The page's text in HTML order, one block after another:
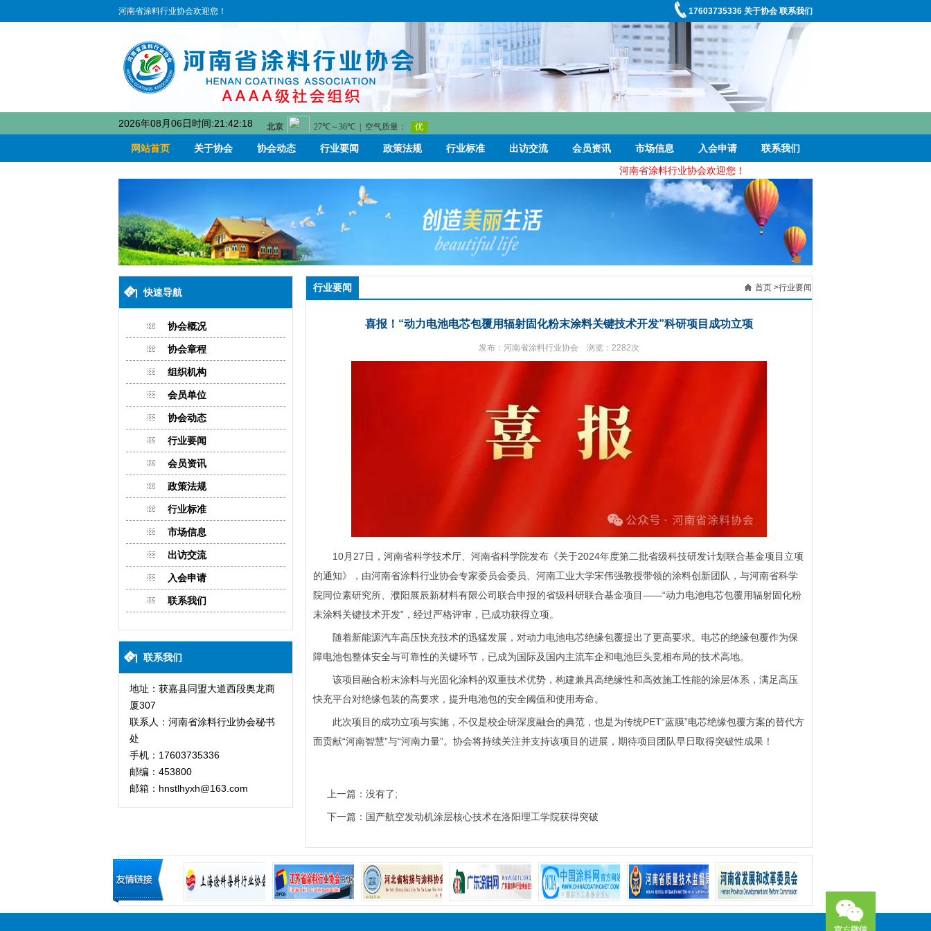
河南省涂料行业协会欢迎您！ 17603735336 关于协会 联系我们
2026年08月06日时间:21:42:18
网站首页 关于协会 协会动态 行业要闻 政策法规 行业标准 出访交流 会员资讯 市场信息 入会申请
联系我们
河南省涂料行业协会欢迎您！
快速导航
协会概况
协会章程
组织机构
会员单位
协会动态
行业要闻
会员资讯
政策法规
行业标准
市场信息
出访交流
入会申请
联系我们
联系我们
地址：获嘉县同盟大道西段奥龙商
厦307
联系人：河南省涂料行业协会秘书
处
手机：17603735336
邮编：453800
邮箱：hnstlhyxh@163.com
行业要闻 首页 >行业要闻
喜报！“动力电池电芯包覆用辐射固化粉末涂料关键技术开发”科研项目成功立项
发布：河南省涂料行业协会 浏览：2282次
10月27日，河南省科学技术厅、河南省科学院发布《关于2024年度第二批省级科技研发计划联合基金项目立项
的通知》，由河南省涂料行业协会专家委员会委员、河南工业大学宋伟强教授带领的涂料创新团队，与河南省科学
院同位素研究所、濮阳展辰新材料有限公司联合申报的省级科研联合基金项目——“动力电池电芯包覆用辐射固化粉
末涂料关键技术开发”，经过严格评审，已成功获得立项。
随着新能源汽车高压快充技术的迅猛发展，对动力电池电芯绝缘包覆提出了更高要求。电芯的绝缘包覆作为保
障电池包整体安全与可靠性的关键环节，已成为国际及国内主流车企和电池巨头竞相布局的技术高地。
该项目融合粉末涂料与光固化涂料的双重技术优势，构建兼具高绝缘性和高效施工性能的涂层体系，满足高压
快充平台对绝缘包装的高要求，提升电池包的安全阈值和使用寿命。
此次项目的成功立项与实施，不仅是校企研深度融合的典范，也是为传统PET“蓝膜”电芯绝缘包覆方案的替代方
面贡献“河南智慧”与“河南力量”。协会将持续关注并支持该项目的进展，期待项目团队早日取得突破性成果！
上一篇：没有了;
下一篇： 国产航空发动机涂层核心技术在洛阳理工学院获得突破